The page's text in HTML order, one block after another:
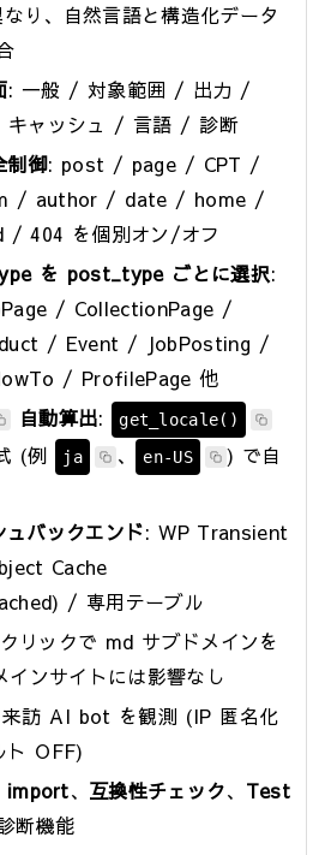
り、自然言語と構造化データ
: 一般 / 対象範囲 / 出力 /
ャッシュ / 言語 / 診断
制御: post / page / CPT /
/ author / date / home /
404 を個別オン/オフ
を post_type ごとに選択:
/ CollectionPage /
/ Event / JobPosting /
/ ProfilePage 他
自動算出: get_locale()
(例 ja 、 en-US
) で自
バックエンド: WP Transient
Cache
/ 専用テーブル
リックで md サブドメインを
インサイトには影響なし
訪 AI bot を観測 (IP 匿名化
ト OFF)
、 互換性チェック、 Test
断機能